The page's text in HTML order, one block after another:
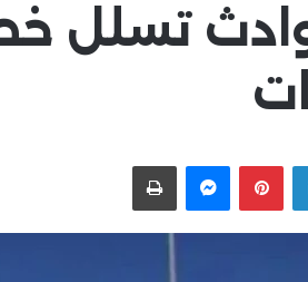
تسلل
LinkedIn
Pinterest
Messengerاطبعها